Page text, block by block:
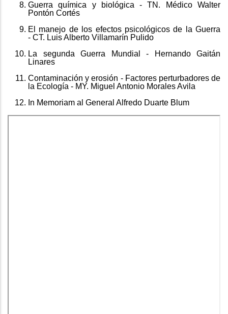
Guerra química y biológica - TN. Médico Walter
Pontón Cortés
El manejo de los efectos psicológicos de la Guerra
- CT. Luis Alberto Villamarín Pulido
La segunda Guerra Mundial - Hernando Gaitán
Linares
Contaminación y erosión - Factores perturbadores de
la Ecología - MY. Miguel Antonio Morales Avila
In Memoriam al General Alfredo Duarte Blum